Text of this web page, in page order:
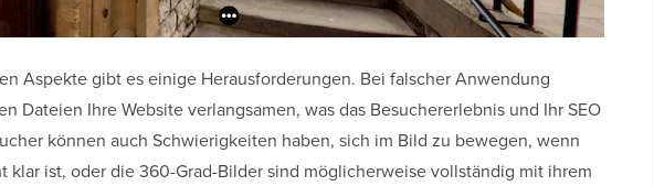
Aspekte gibt es einige Herausforderungen. Bei falscher Anwendung
Dateien Ihre Website verlangsamen, was das Besuchererlebnis und Ihr SEO
können auch Schwierigkeiten haben, sich im Bild zu bewegen, wenn
klar ist, oder die 360-Grad-Bilder sind möglicherweise vollständig mit ihrem